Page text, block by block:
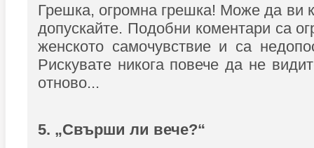
Грешка, огромна грешка! Може да ви
допускайте. Подобни коментари са
женското самочувствие и са
Рискувате никога повече да не
отново...
5. „Свърши ли вече?“